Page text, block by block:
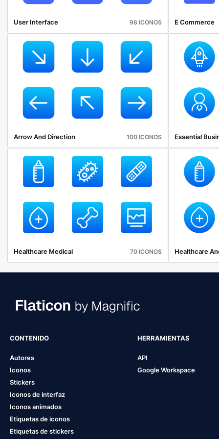
User Interface 98 ICONOS E Commerce
Arrow And Direction 100 ICONOS Essential
Healthcare Medical 70 ICONOS Healthcare
CONTENIDO
Autores
Iconos
Stickers
Iconos de interfaz
Iconos animados
Etiquetas de iconos
Etiquetas de stickers
HERRAMIENTAS
API
Google Workspace